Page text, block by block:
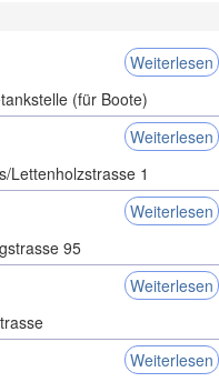
Weiterlesen
(für Boote)
Weiterlesen
Lettenholzstrasse 1
Weiterlesen
95
Weiterlesen
Weiterlesen